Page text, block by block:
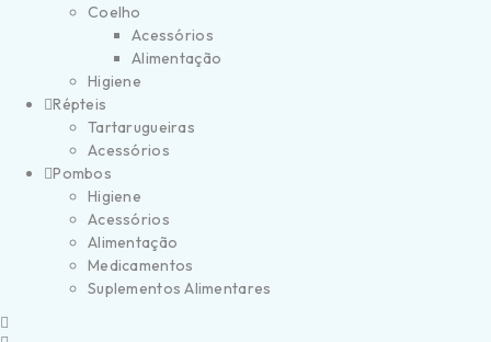
Coelho
Acessórios
Alimentação
Higiene
Répteis
Tartarugueiras
Acessórios
Pombos
Higiene
Acessórios
Alimentação
Medicamentos
Suplementos Alimentares